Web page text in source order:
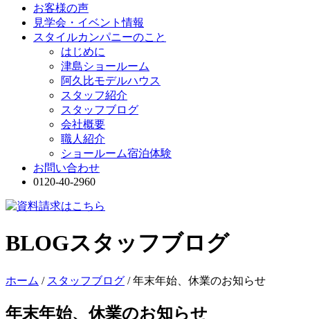
お客様の声
見学会・イベント情報
スタイルカンパニーのこと
はじめに
津島ショールーム
阿久比モデルハウス
スタッフ紹介
スタッフブログ
会社概要
職人紹介
ショールーム宿泊体験
お問い合わせ
0120-40-2960
BLOGスタッフブログ
ホーム / スタッフブログ /年末年始、休業のお知らせ
年末年始、休業のお知らせ